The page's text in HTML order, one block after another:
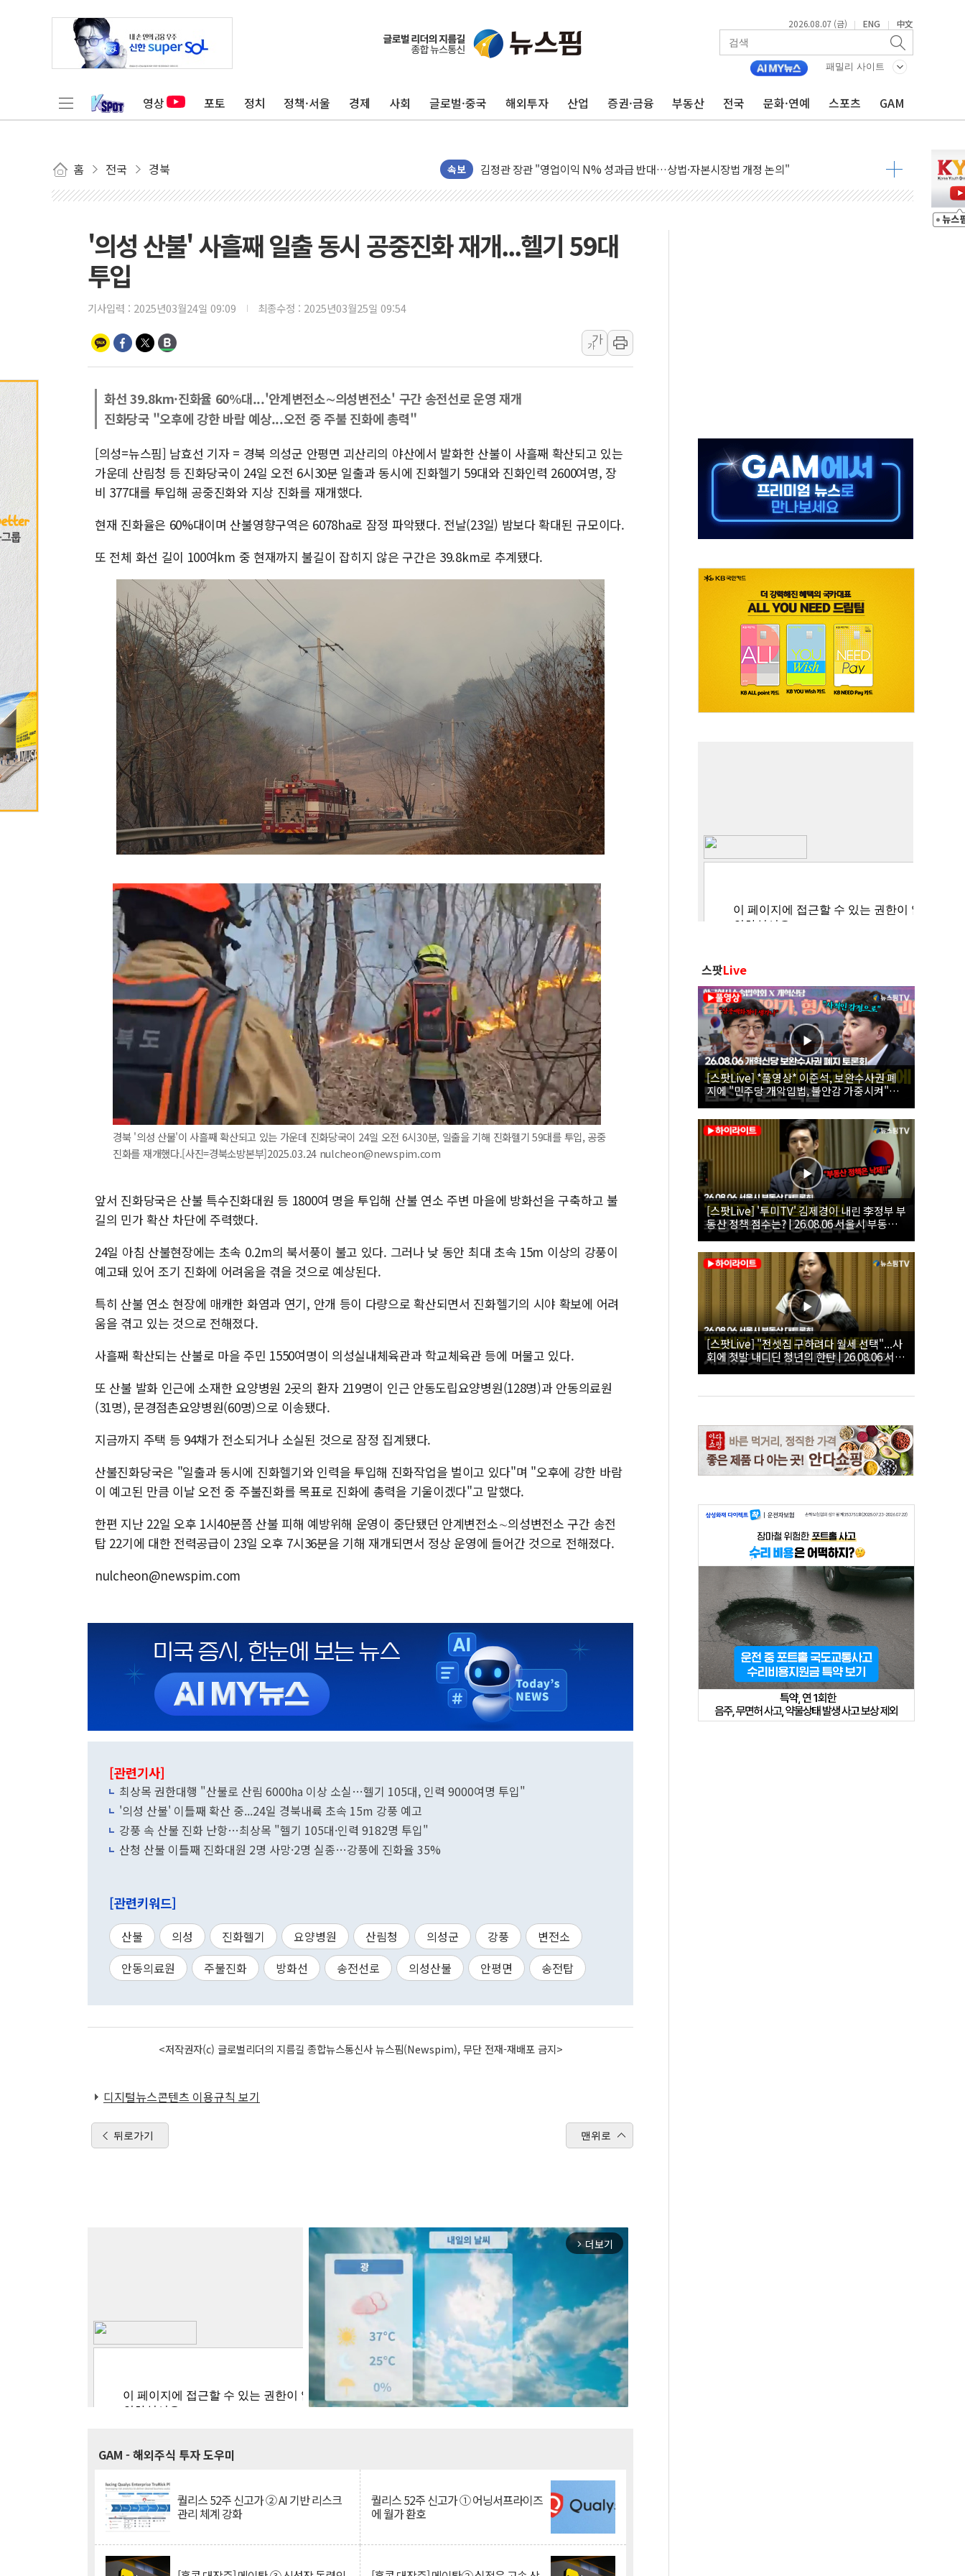
2026.08.07 (금) | ENG | 中文
패밀리 사이트
영상 포토 정치 정책·서울 경제 사회 글로벌·중국 해외투자 산업 증권·금융 부동산 전국 문화·연예 스포츠 GAM
홈 전국 경북 속보
구광모, 내주 실리콘밸리서 젠슨 황 재회…로봇·AI 데이터센터·모빌리티 구체화
뉴욕증시 개장 전 특징주...모더나·아이온큐·도어대시↑ VS 샌디스크·피그마·앱러빈↓
뉴욕증시 프리뷰, 미 주가선물 AI주 차익실현 속 혼조세...웨스턴디지털·샌디스크↓
청와대, 북한 단거리 탄도미사일 발사에 긴급 안보 점검회의
[인도증시] 중동 긴장 완화에 실적 호조까지, 상승...호실적 보고 기업 상승세 뚜렷
러, 1인칭시점 드론으로 우크라 민간인 '사파리' 공격… 시민들 공포감 극대화 전략
김정관 산업부 장관 "주 52시간 손봐야, 경쟁상대 中과 비교해야"
해군 1함대 창설 80주년…지역과 함께하는 '선봉'의 대민 봉사
우크라 드론 전술, 중남미 콜롬비아에 새 안보 위기… 반군·마약카르텔이 습득해 전투 활용
주한미군 "오산기지 누출, 백린 아닌 무해한 표면 부식 물질"
구미 폐염산처리업체서 불 2시간30여분만에 진화...외국인 노동자 숨져
'의성 산불' 사흘째 일출 동시 공중진화 재개...헬기 59대
투입
기사입력 : 2025년03월24일 09:09 최종수정 : 2025년03월25일 09:54
가
가
화선 39.8km·진화율 60%대...'안계변전소∼의성변전소' 구간 송전선로 운영 재개
진화당국 "오후에 강한 바람 예상...오전 중 주불 진화에 총력"
[의성=뉴스핌] 남효선 기자 = 경북 의성군 안평면 괴산리의 야산에서 발화한 산불이 사흘째 확산되고 있는
가운데 산림청 등 진화당국이 24일 오전 6시30분 일출과 동시에 진화헬기 59대와 진화인력 2600여명, 장
비 377대를 투입해 공중진화와 지상 진화를 재개했다.
현재 진화율은 60%대이며 산불영향구역은 6078ha로 잠정 파악됐다. 전날(23일) 밤보다 확대된 규모이다.
또 전체 화선 길이 100여km 중 현재까지 불길이 잡히지 않은 구간은 39.8km로 추계됐다.
경북 '의성 산불'이 사흘째 확산되고 있는 가운데 진화당국이 24일 오전 6시30분, 일출을 기해 진화헬기 59대를 투입, 공중
진화를 재개했다.[사진=경북소방본부]2025.03.24 nulcheon@newspim.com
앞서 진화당국은 산불 특수진화대원 등 1800여 명을 투입해 산불 연소 주변 마을에 방화선을 구축하고 불
길의 민가 확산 차단에 주력했다.
24일 아침 산불현장에는 초속 0.2m의 북서풍이 불고 있다. 그러나 낮 동안 최대 초속 15m 이상의 강풍이
예고돼 있어 조기 진화에 어려움을 겪을 것으로 예상된다.
특히 산불 연소 현장에 매캐한 화염과 연기, 안개 등이 다량으로 확산되면서 진화헬기의 시야 확보에 어려
움을 겪고 있는 것으로 전해졌다.
사흘째 확산되는 산불로 마을 주민 1550여명이 의성실내체육관과 학교체육관 등에 머물고 있다.
또 산불 발화 인근에 소재한 요양병원 2곳의 환자 219명이 인근 안동도립요양병원(128명)과 안동의료원
(31명), 문경점촌요양병원(60명)으로 이송됐다.
지금까지 주택 등 94채가 전소되거나 소실된 것으로 잠정 집계됐다.
산불진화당국은 "일출과 동시에 진화헬기와 인력을 투입해 진화작업을 벌이고 있다"며 "오후에 강한 바람
이 예고된 만큼 이날 오전 중 주불진화를 목표로 진화에 총력을 기울이겠다"고 말했다.
한편 지난 22일 오후 1시40분쯤 산불 피해 예방위해 운영이 중단됐던 안계변전소∼의성변전소 구간 송전
탑 22기에 대한 전력공급이 23일 오후 7시36분을 기해 재개되면서 정상 운영에 들어간 것으로 전해졌다.
nulcheon@newspim.com
[관련기사]
최상목 권한대행 "산불로 산림 6000㏊ 이상 소실…헬기 105대, 인력 9000여명 투입"
'의성 산불' 이틀째 확산 중...24일 경북내륙 초속 15m 강풍 예고
강풍 속 산불 진화 난항…최상목 "헬기 105대·인력 9182명 투입"
산청 산불 이틀째 진화대원 2명 사망·2명 실종…강풍에 진화율 35%
[관련키워드]
산불 의성 진화헬기 요양병원 산림청 의성군 강풍
변전소
안동의료원
주불진화 방화선 송전선로 의성산불 안평면 송전탑
<저작권자(c) 글로벌리더의 지름길 종합뉴스통신사 뉴스핌(Newspim), 무단 전재-재배포 금지>
디지털뉴스콘텐츠 이용규칙 보기
뒤로가기 맨위로
arrow_forward_ios 더보기
GAM - 해외주식 투자 도우미
퀄리스 52주 신고가 ② AI 기반 리스크
관리 체계 강화
퀄리스 52주 신고가 ① 어닝서프라이즈
에 월가 환호
스팟Live
[스팟Live] *풀영상* 이준석, 보완수사권 폐
지에 "민주당 개악입법, 불안감 가중시켜"｜
26.08.06 개혁신당 보완수사권 폐지 토론회
[스팟Live] '투미TV' 김제경이 내린 李정부 부
동산 정책 점수는? | 26.08.06 서울시 부동산
대토론회
[스팟Live] "전셋집 구하려다 월세 선택"...사
회에 첫발 내디딘 청년의 한탄 | 26.08.06 서울
시 부동산 대토론회